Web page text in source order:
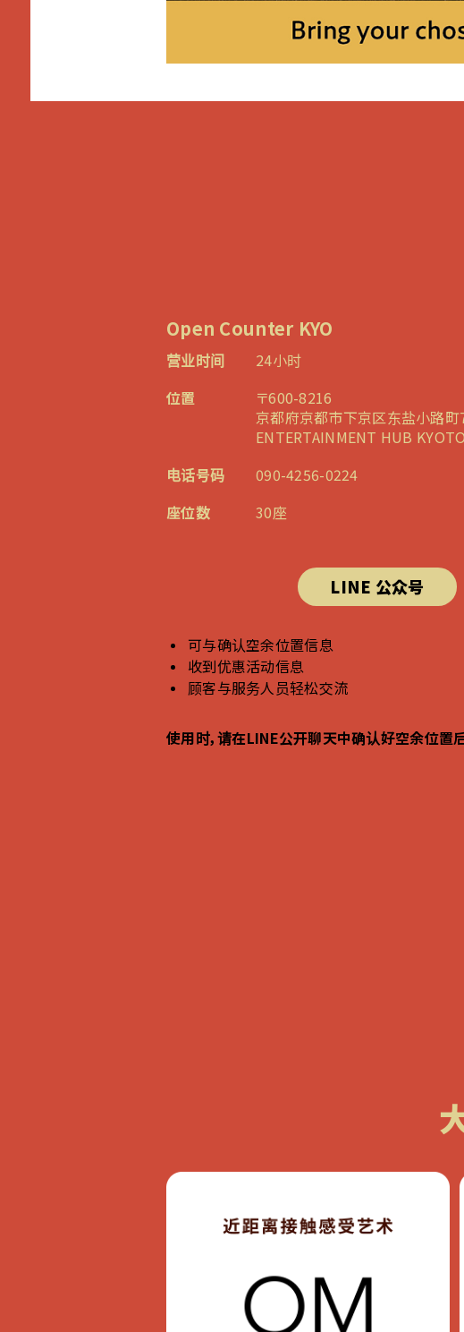
Open Counter KYO
营业时间
24小时
位置
〒600-8216
京都府京都市下京区东盐小路町
ENTERTAINMENT HUB
电话号码
090-4256-0224
座位数
30座
LINE 公众号
可与确认空余位置信息
收到优惠活动信息
顾客与服务人员轻松交流
使用时，请在LINE公开聊天中确认好空余位置后